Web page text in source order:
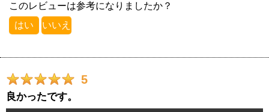
このレビューは参考になりましたか？
はい いいえ
5
良かったです。